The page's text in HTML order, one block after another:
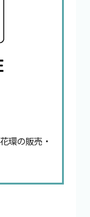
環の販売・